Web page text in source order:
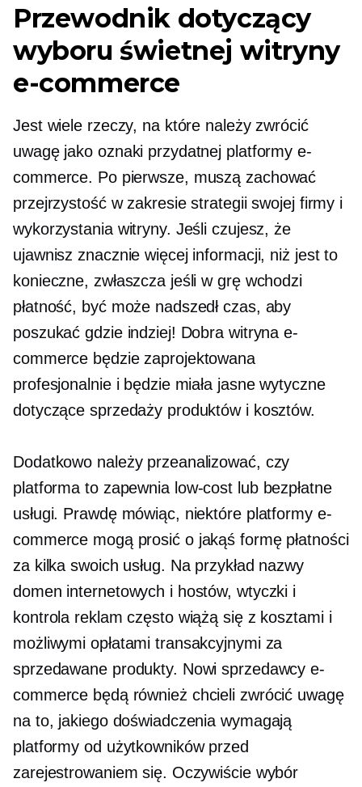
Przewodnik dotyczący
wyboru świetnej witryny
e-commerce
Jest wiele rzeczy, na które należy zwrócić
uwagę jako oznaki przydatnej platformy e-
commerce. Po pierwsze, muszą zachować
przejrzystość w zakresie strategii swojej firmy i
wykorzystania witryny. Jeśli czujesz, że
ujawnisz znacznie więcej informacji, niż jest to
konieczne, zwłaszcza jeśli w grę wchodzi
płatność, być może nadszedł czas, aby
poszukać gdzie indziej! Dobra witryna e-
commerce będzie zaprojektowana
profesjonalnie i będzie miała jasne wytyczne
dotyczące sprzedaży produktów i kosztów.
Dodatkowo należy przeanalizować, czy
platforma to zapewnia low-cost lub bezpłatne
usługi. Prawdę mówiąc, niektóre platformy e-
commerce mogą prosić o jakąś formę płatności
za kilka swoich usług. Na przykład nazwy
domen internetowych i hostów, wtyczki i
kontrola reklam często wiążą się z kosztami i
możliwymi opłatami transakcyjnymi za
sprzedawane produkty. Nowi sprzedawcy e-
commerce będą również chcieli zwrócić uwagę
na to, jakiego doświadczenia wymagają
platformy od użytkowników przed
zarejestrowaniem się. Oczywiście wybór